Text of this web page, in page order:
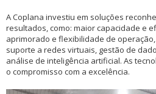
A Coplana investiu em soluções
resultados, como: maior capacidade e
aprimorado e flexibilidade de
suporte a redes virtuais, gestão de
análise de inteligência artificial. As
o compromisso com a excelência.